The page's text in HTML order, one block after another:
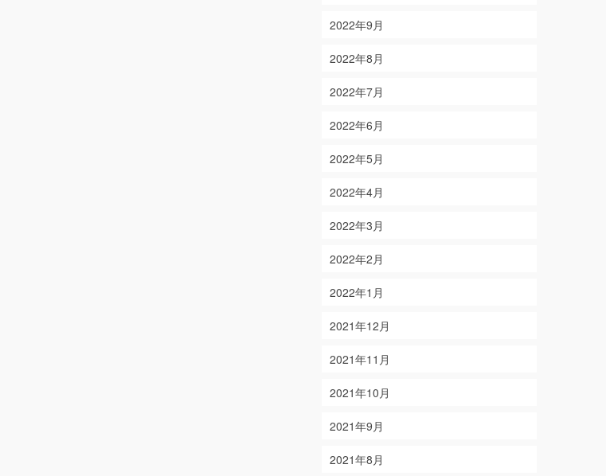
2022年9月
2022年8月
2022年7月
2022年6月
2022年5月
2022年4月
2022年3月
2022年2月
2022年1月
2021年12月
2021年11月
2021年10月
2021年9月
2021年8月